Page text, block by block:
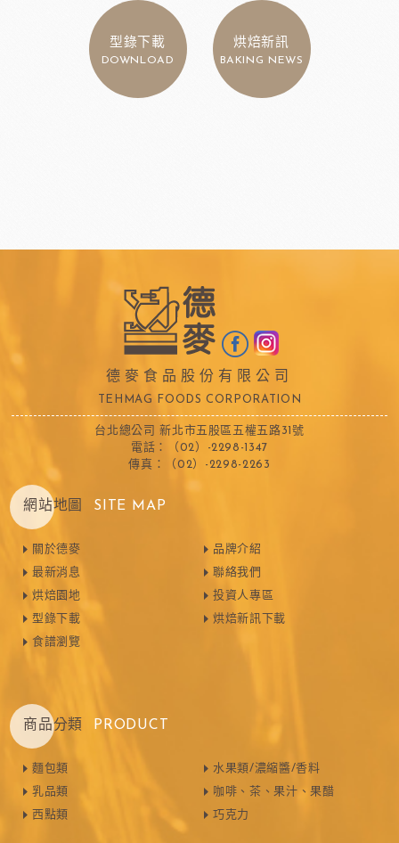
型錄下載
DOWNLOAD
烘焙新訊
BAKING NEWS
德麥食品股份有限公司
TEHMAG FOODS CORPORATION
台北總公司 新北市五股區五權五路31號
電話：（02）-2298-1347
傳真：（02）-2298-2263
網站地圖 SITE MAP
關於德麥
最新消息
烘焙園地
型錄下載
食譜瀏覽
品牌介紹
聯絡我們
投資人專區
烘焙新訊下載
商品分類 PRODUCT
麵包類
乳品類
西點類
水果類/濃縮醬/香料
咖啡、茶、果汁、果醋
巧克力